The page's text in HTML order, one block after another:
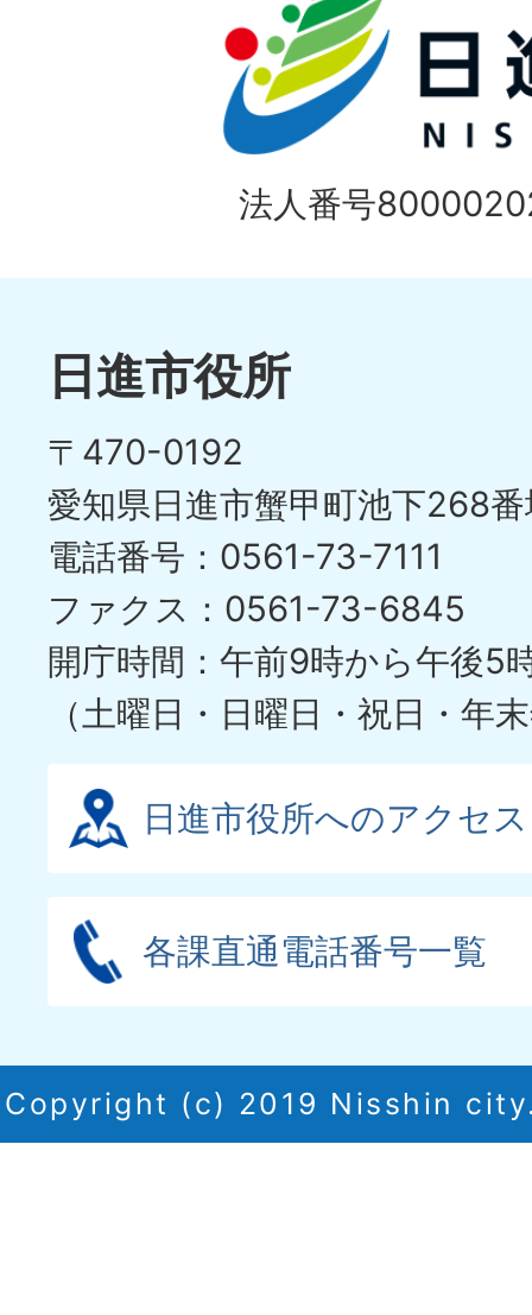
ス
ラ
イ
ド
1
枚
目
の
イ
目
の
ス
ラ
イ
ド
法人番号
日進市役所
〒470-0192
愛知県日進市蟹甲町池下268
電話番号：0561-73-7111
ファクス：0561-73-6845
開庁時間：午前9時から午後5
（土曜日・日曜日・祝日・年
日進市役所へのアクセス
各課直通電話番号一覧
Copyright (c) 2019 Nisshin